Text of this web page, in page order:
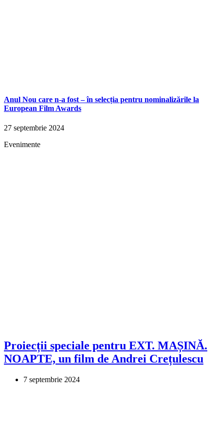
Anul Nou care n-a fost – în selecția pentru nominalizările la
European Film Awards
27 septembrie 2024
Evenimente
Proiecții speciale pentru EXT. MAȘINĂ.
NOAPTE, un film de Andrei Crețulescu
7 septembrie 2024